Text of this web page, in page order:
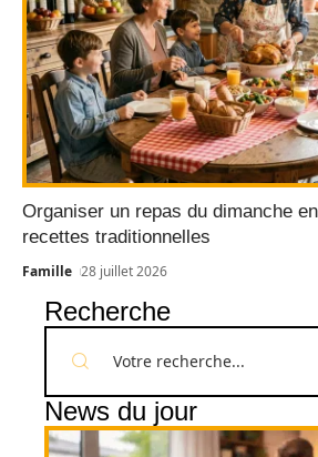
Organiser un repas du dimanche
recettes traditionnelles
Famille 28 juillet 2026
Recherche
News du jour